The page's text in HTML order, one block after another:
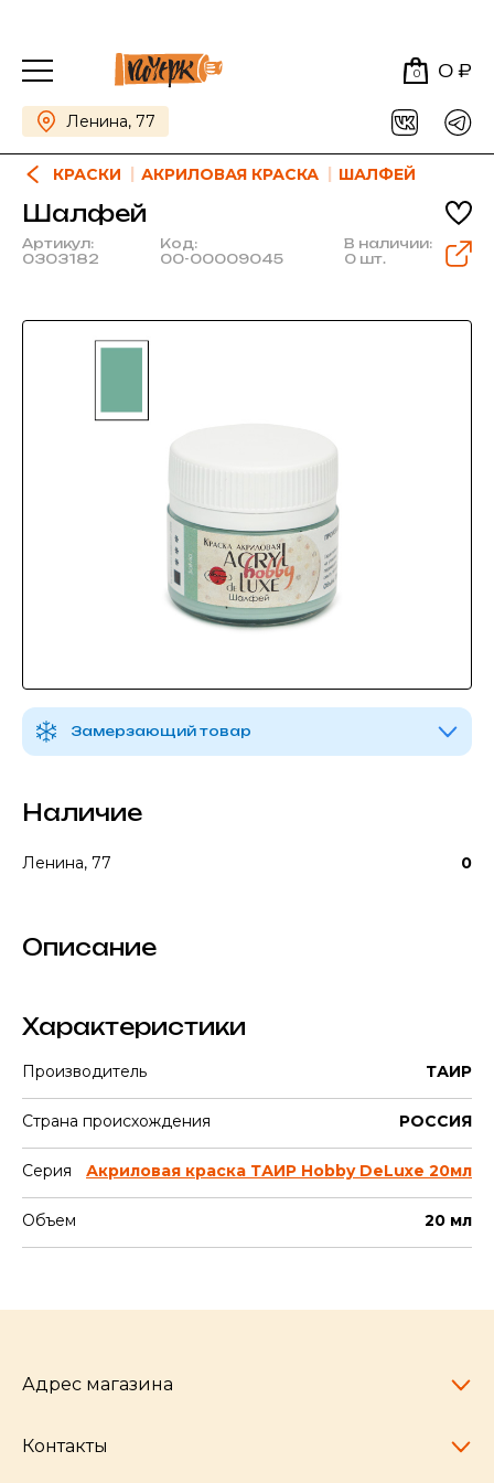
0 0 ₽
Ленина, 77
КРАСКИ АКРИЛОВАЯ КРАСКА ШАЛФЕЙ
Шалфей
Артикул:
0303182
Код:
00-00009045
В наличии:
0 шт.
Замерзающий товар
Наличие
Ленина, 77 0
Описание
Характеристики
Производитель ТАИР
Страна происхождения РОССИЯ
Серия Акриловая краска ТАИР Hobby DeLuxe 20мл
Объем 20 мл
Адрес магазина
Челябинск,
Контакты